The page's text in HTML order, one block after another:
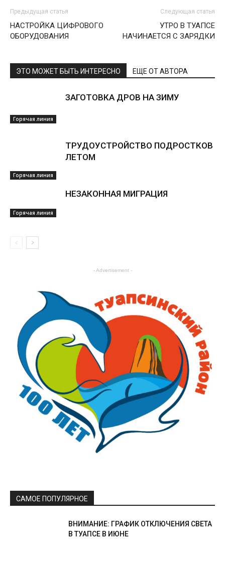
Предыдущая статья
НАСТРОЙКА ЦИФРОВОГО
ОБОРУДОВАНИЯ
Следующая статья
УТРО В ТУАПСЕ
НАЧИНАЕТСЯ С ЗАРЯДКИ
ЭТО МОЖЕТ БЫТЬ ИНТЕРЕСНО ЕЩЕ ОТ АВТОРА
Горячая линия
ЗАГОТОВКА ДРОВ НА ЗИМУ
Горячая линия
ТРУДОУСТРОЙСТВО ПОДРОСТКОВ
ЛЕТОМ
Горячая линия
НЕЗАКОННАЯ МИГРАЦИЯ
- Advertisement -
САМОЕ ПОПУЛЯРНОЕ
ВНИМАНИЕ: ГРАФИК ОТКЛЮЧЕНИЯ СВЕТА
В ТУАПСЕ В ИЮНЕ